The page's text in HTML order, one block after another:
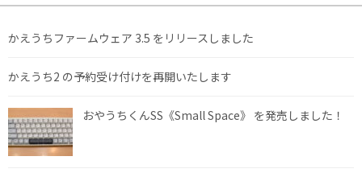
かえうちファームウェア 3.5 をリリースしました
かえうち2 の予約受け付けを再開いたします
おやうちくんSS《Small Space》 を発売しました！